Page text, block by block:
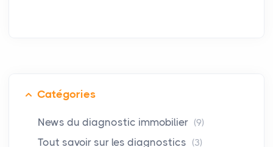
Catégories
News du diagnostic immobilier (9)
Tout savoir sur les diagnostics (3)